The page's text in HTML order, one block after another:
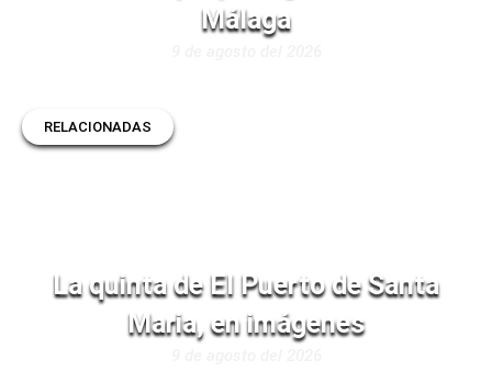
Málaga
RELACIONADAS
La quinta de El Puerto de Santa
Maria, en imágenes